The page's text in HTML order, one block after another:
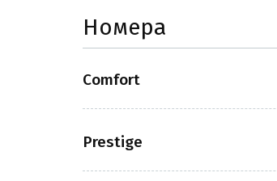
Номера
Comfort
Prestige